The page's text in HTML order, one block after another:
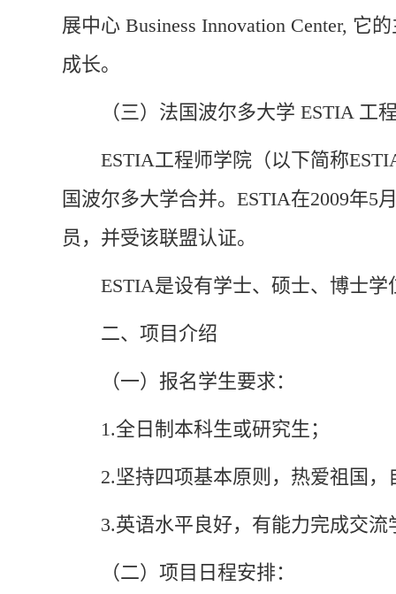
展中心 Business Innovation Center,
成长。
（三）法国波尔多大学 ESTIA 工
ESTIA工程师学院（以下简称
国波尔多大学合并。ESTIA在2009年5
员，并受该联盟认证。
ESTIA是设有学士、硕士、博士
二、项目介绍
（一）报名学生要求：
1.全日制本科生或研究生；
2.坚持四项基本原则，热爱祖国
3.英语水平良好，有能力完成交流
（二）项目日程安排：